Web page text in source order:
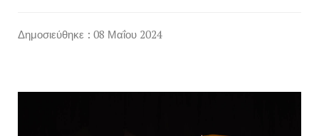
Δημοσιεύθηκε : 08 Μαΐου 2024